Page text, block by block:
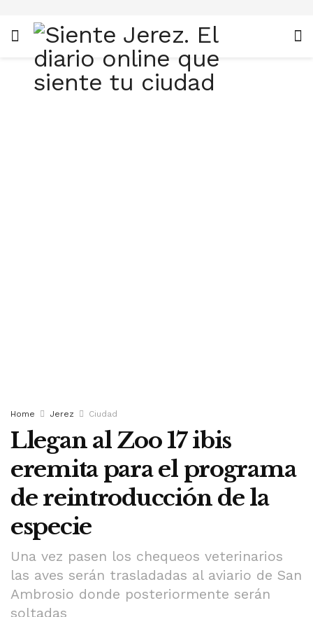
Home Jerez Ciudad
Llegan al Zoo 17 ibis
eremita para el programa
de reintroducción de la
especie
Una vez pasen los chequeos veterinarios
las aves serán trasladadas al aviario de San
Ambrosio donde posteriormente serán
soltadas